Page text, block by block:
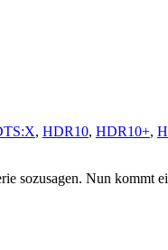
, HDR10, HDR10+,
sozusagen. Nun kommt